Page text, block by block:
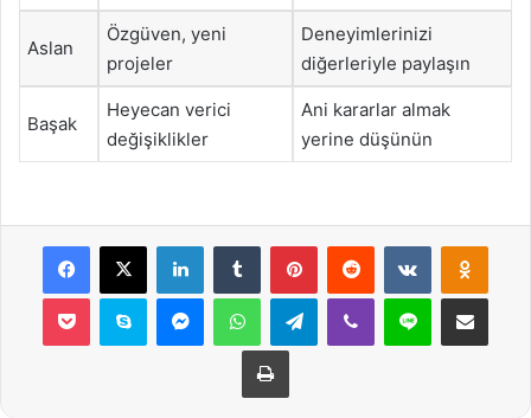
Aslan
Özgüven, yeni
projeler
Deneyimlerinizi
diğerleriyle paylaşın
Başak
Heyecan verici
değişiklikler
Ani kararlar almak
yerine düşünün
Facebook
X LinkedInTumblr PinterestReddit VKontakte
Pocket Skype MessengerWhatsAppTelegramViber Line E-Posta ile
Yazdır